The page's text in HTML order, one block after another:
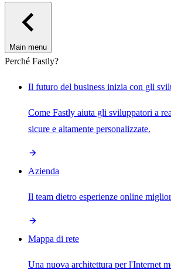
Main menu
Perché Fastly?
Il futuro del business inizia con gli
Come Fastly aiuta gli sviluppatori a
sicure e altamente personalizzate.
Azienda
Il team dietro esperienze online
Mappa di rete
Una nuova architettura per l'Internet